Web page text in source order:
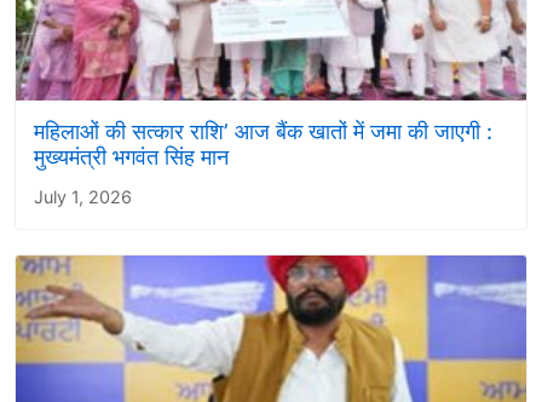
महिलाओं की सत्कार राशि’ आज बैंक खातों में जमा की जाएगी :
मुख्यमंत्री भगवंत सिंह मान
July 1, 2026